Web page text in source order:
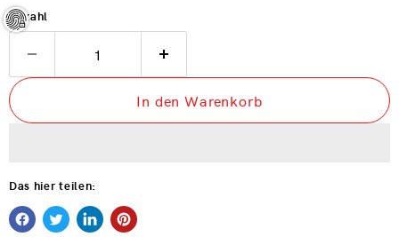
Anzahl
In den Warenkorb
Das hier teilen: